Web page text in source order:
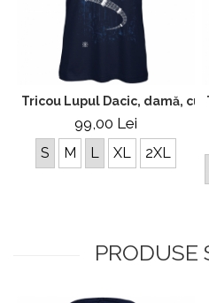
Tricou Lupul Dacic, damă,
99,00 Lei
S M L XL 2XL
PRODUSE